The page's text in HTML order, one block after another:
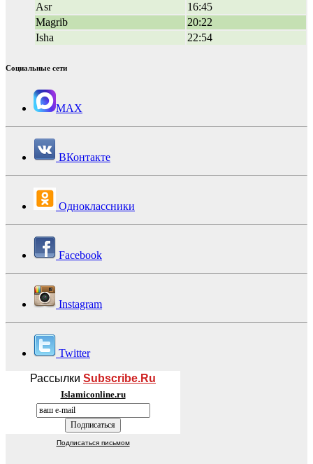
Asr
16:45
Magrib
20:22
Isha
22:54
Социальные сети
MAX
ВКонтакте
Одноклассники
Facebook
Instagram
Twitter
Рассылки Subscribe.Ru
Islamiconline.ru
Подписаться письмом